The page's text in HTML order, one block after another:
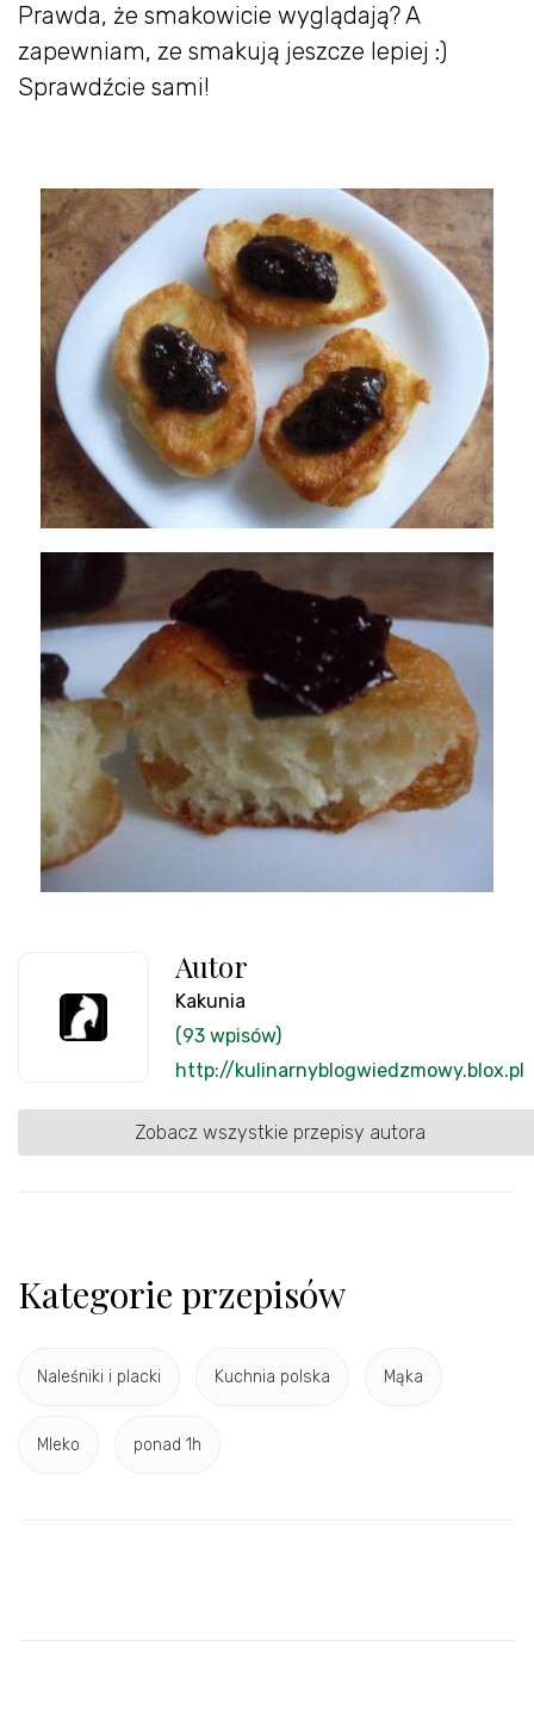
Prawda, że smakowicie wyglądają? A
zapewniam, ze smakują jeszcze lepiej :)
Sprawdźcie sami!
Autor
Kakunia
(93 wpisów)
http://kulinarnyblogwiedzmowy.blox.pl
Zobacz wszystkie przepisy autora
Kategorie przepisów
Naleśniki i placki Kuchnia polska Mąka
Mleko ponad 1h